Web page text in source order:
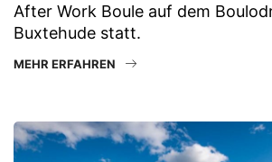
After Work Boule auf dem
Buxtehude statt.
MEHR ERFAHREN